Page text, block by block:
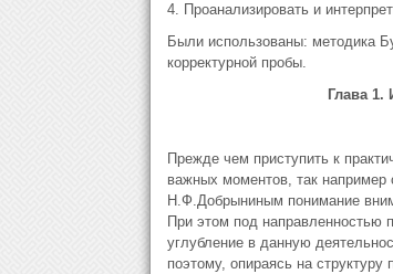
4. Проанализировать и
Были использованы: методика
корректурной пробы.
Глава 1.
Прежде чем приступить к
важных моментов, так например
Н.Ф.Добрыниным понимание
При этом под направленностью
углубление в данную
поэтому, опираясь на